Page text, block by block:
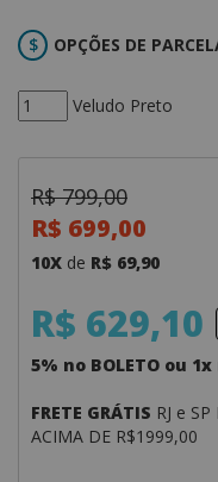
Veludo Preto
OPÇÕES DE
R$ 799,00
R$ 699,00
10X de R$ 69,90
R$ 629,10
5% no BOLETO ou
FRETE GRÁTIS RJ e
ACIMA DE R$1999,00